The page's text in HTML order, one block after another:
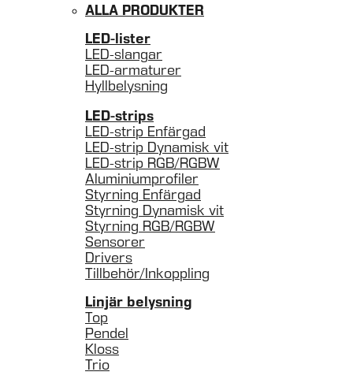
ALLA PRODUKTER
LED-lister
LED-slangar
LED-armaturer
Hyllbelysning
LED-strips
LED-strip Enfärgad
LED-strip Dynamisk vit
LED-strip RGB/RGBW
Aluminiumprofiler
Styrning Enfärgad
Styrning Dynamisk vit
Styrning RGB/RGBW
Sensorer
Drivers
Tillbehör/Inkoppling
Linjär belysning
Top
Pendel
Kloss
Trio